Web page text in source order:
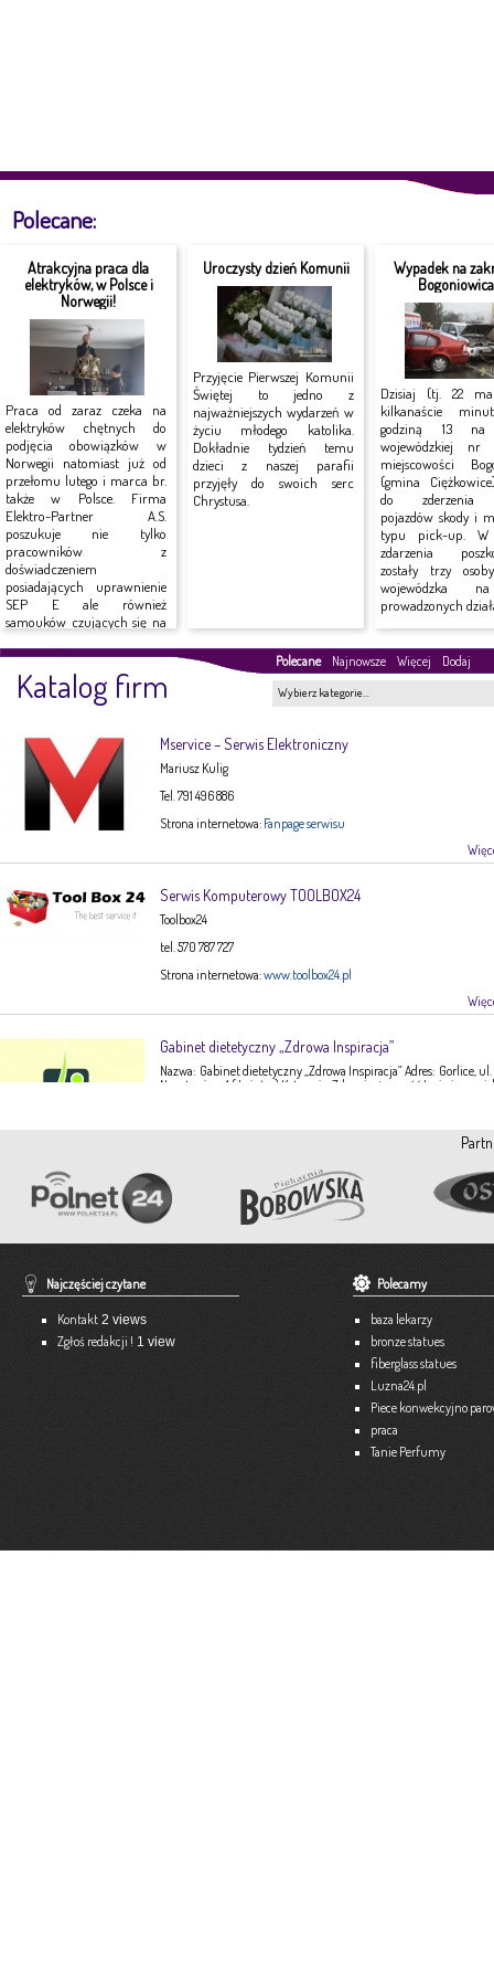
Polecane:
Atrakcyjna praca dla
elektryków, w Polsce i
Norwegii!
Praca od zaraz czeka na
elektryków chętnych do
podjęcia obowiązków w
Norwegii natomiast już od
przełomu lutego i marca br.
także w Polsce. Firma
Elektro-Partner A.S.
poszukuje nie tylko
pracowników z
doświadczeniem
posiadających uprawnienie
SEP E ale również
samouków czujących się na
Uroczysty dzień Komunii
Przyjęcie Pierwszej Komunii
Świętej to jedno z
najważniejszych wydarzeń w
życiu młodego katolika.
Dokładnie tydzień temu
dzieci z naszej parafii
przyjęły do swoich serc
Chrystusa.
Wypadek na
Dzisiaj (tj. 22
kilkanaście
godziną 13 na
wojewódzkiej
miejscowości
(gmina
do zderzenia
pojazdów skody i
typu pick-up. W
zdarzenia
zostały trzy
wojewódzka
prowadzonych
Polecane Najnowsze Więcej Dodaj
Katalog firm Wybierz kategorie…
Mservice – Serwis Elektroniczny
Mariusz Kulig
Tel. 791 496 886
Strona internetowa: Fanpage serwisu
Serwis Komputerowy TOOLBOX24
Toolbox24
tel. 570 787 727
Strona internetowa:www.toolbox24.pl
Gabinet dietetyczny „Zdrowa Inspiracja”
Nazwa: Gabinet dietetyczny „Zdrowa Inspiracja” Adres: Gorlice, ul.
Narutowicza 1 ( I piętro) Kategoria: Zdrowie, żywność Imię i
konsultacje dietetyczne – indywidualne plany żywieniowe dla
dorosłych, dzieci, młodzieży – poradnictwo żywieniowe w
Pracownia Krawiecka A-TEX
www.ekspert.biz.pl
Mariola Janusz
Najczęściej czytane
Kontakt 2 views
Zgłoś redakcji ! 1 view
Polecamy
baza lekarzy
bronze statues
fiberglass statues
Luzna24.pl
Piece konwekcyjno
praca
Tanie Perfumy